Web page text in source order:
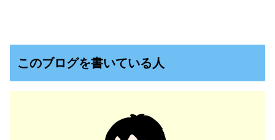
このブログを書いている人